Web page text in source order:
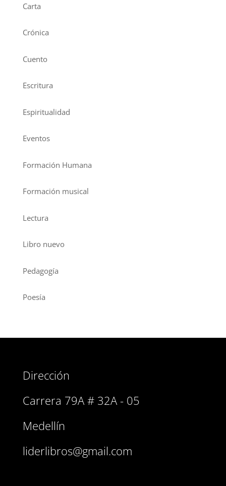
Carta
Crónica
Cuento
Escritura
Espiritualidad
Eventos
Formación Humana
Formación musical
Lectura
Libro nuevo
Pedagogía
Poesía
Dirección
Carrera 79A # 32A - 05
Medellín
liderlibros@gmail.com